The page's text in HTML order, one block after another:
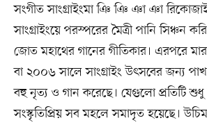
সংগীত সাংগ্রাইংমা ঞি ঞি ঞা ঞা
সাংগ্রাইংয়ে পরস্পরের মৈত্রী পানি সিঞ্চন
জোত মহাথের গানের গীতিকার। এরপরে
বা ২০০৬ সালে সাংগ্রাইং উৎসবের জন্য
বহু নৃত্য ও গান করেছে। যেগুলো প্রতিটি
সংস্কৃতিপ্রিয় সব মহলে সমাদৃত হয়েছে।